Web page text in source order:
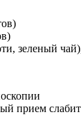
зеленый
прием